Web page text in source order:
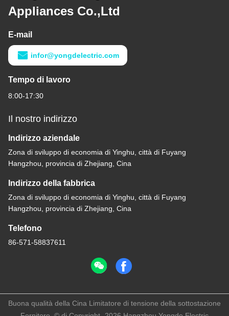
Appliances Co.,Ltd
E-mail
infor@yongdelectric.com
Tempo di lavoro
8:00-17:30
Il nostro indirizzo
Indirizzo aziendale
Zona di sviluppo di economia di Yinghu, città di Fuyang
Hangzhou, provincia di Zhejiang, Cina
Indirizzo della fabbrica
Zona di sviluppo di economia di Yinghu, città di Fuyang
Hangzhou, provincia di Zhejiang, Cina
Telefono
86-571-58837611
Buona qualità della Cina Limitatore di tensione della sottostazione